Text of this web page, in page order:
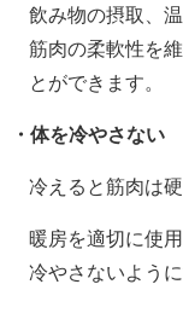
飲み物の摂取、
筋肉の柔軟性を
とができます。
・体を冷やさない
冷えると筋肉は硬
暖房を適切に使
冷やさないよう